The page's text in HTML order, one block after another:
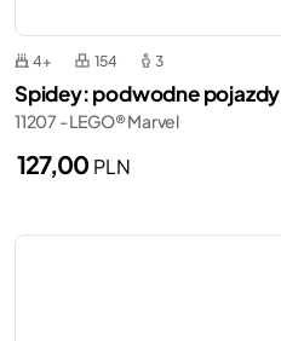
4+ 154 3
Spidey: podwodne pojazdy
11207 - LEGO® Marvel
127,00 PLN